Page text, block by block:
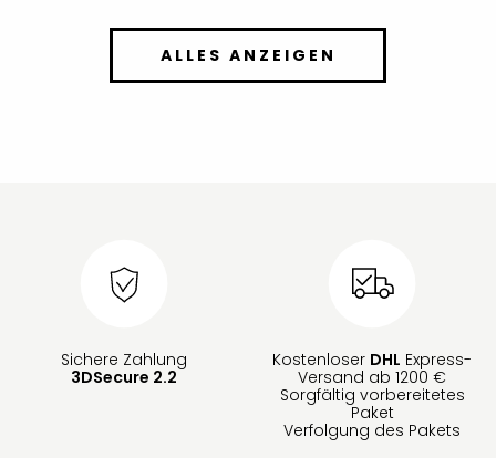
ALLES ANZEIGEN
Sichere Zahlung
3DSecure 2.2
Kostenloser DHL Express-
Versand ab 1200 €
Sorgfältig vorbereitetes
Paket
Verfolgung des Pakets